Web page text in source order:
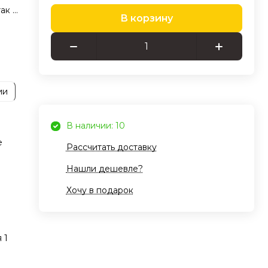
и
В корзину
В наличии: 10
Рассчитать доставку
Нашли дешевле?
Хочу в подарок